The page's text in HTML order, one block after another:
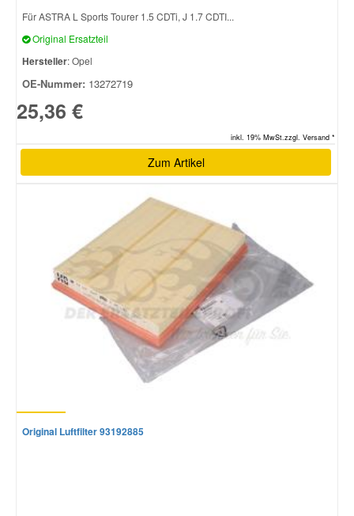
Für ASTRA L Sports Tourer 1.5 CDTi, J 1.7 CDTI...
Original Ersatzteil
Hersteller: Opel
OE-Nummer: 13272719
25,36 €
inkl. 19% MwSt.zzgl. Versand *
Zum Artikel
Original Luftfilter 93192885